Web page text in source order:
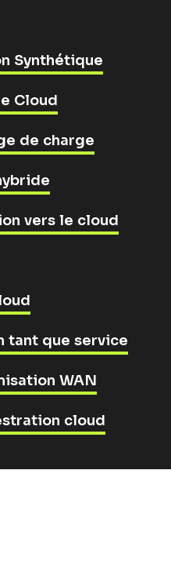
Synthétique
Cloud
de charge
vers le cloud
tant que service
WAN
cloud